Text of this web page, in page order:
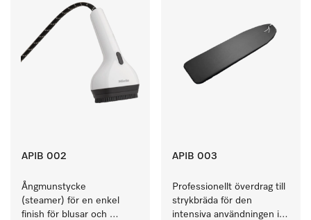
APIB 002
Ångmunstycke
(steamer) för en enkel
finish för blusar och
APIB 003
Professionellt överdrag till
strykbräda för den
intensiva användningen i